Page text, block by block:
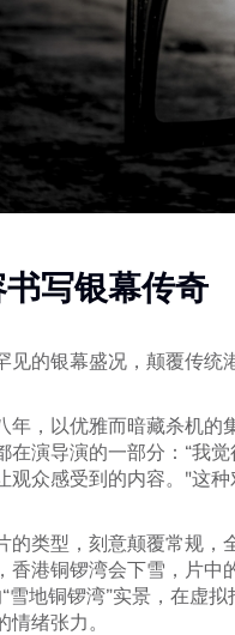
写银幕传奇
见的银幕盛况，颠覆传统
年，以优雅而暗藏杀机
在演导演的一部分：“我
观众感受到的内容。"这
的类型，刻意颠覆常规
香港铜锣湾会下雪，片
雪地铜锣湾”实景，在虚
绪张力。